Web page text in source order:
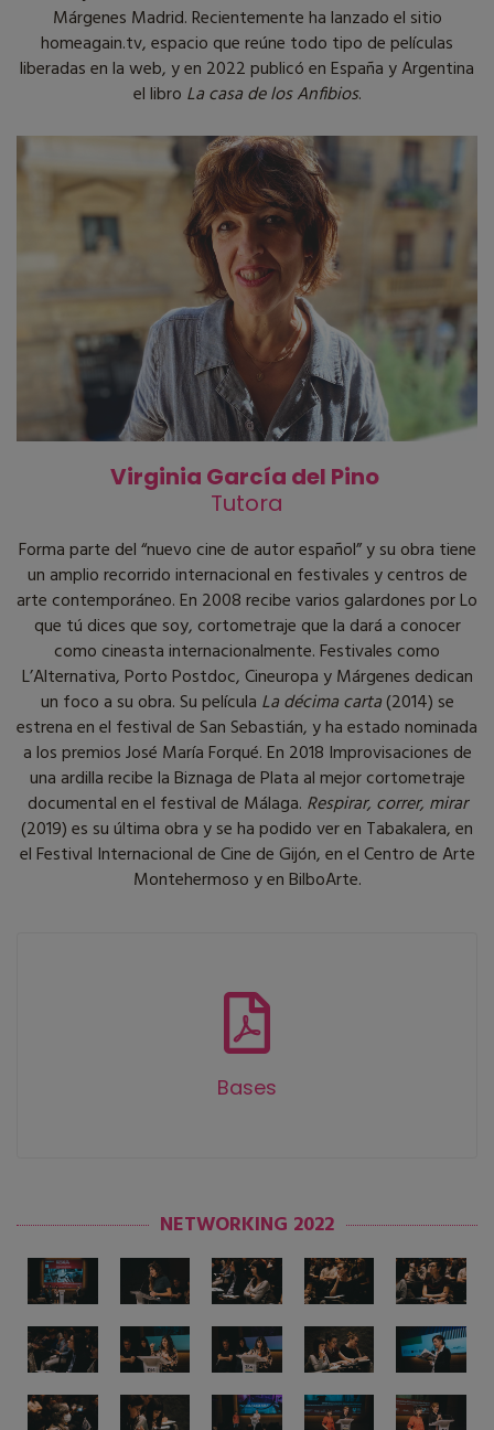
Márgenes Madrid. Recientemente ha lanzado el sitio
homeagain.tv, espacio que reúne todo tipo de películas
liberadas en la web, y en 2022 publicó en España y Argentina
el libro La casa de los Anfibios.
Virginia García del Pino
Tutora
Forma parte del “nuevo cine de autor español” y su obra tiene
un amplio recorrido internacional en festivales y centros de
arte contemporáneo. En 2008 recibe varios galardones por Lo
que tú dices que soy, cortometraje que la dará a conocer
como cineasta internacionalmente. Festivales como
L’Alternativa, Porto Postdoc, Cineuropa y Márgenes dedican
un foco a su obra. Su película La décima carta(2014) se
estrena en el festival de San Sebastián, y ha estado nominada
a los premios José María Forqué. En 2018 Improvisaciones de
una ardilla recibe la Biznaga de Plata al mejor cortometraje
documental en el festival de Málaga. Respirar, correr, mirar
(2019) es su última obra y se ha podido ver en Tabakalera, en
el Festival Internacional de Cine de Gijón, en el Centro de Arte
Montehermoso y en BilboArte.
Bases
NETWORKING 2022